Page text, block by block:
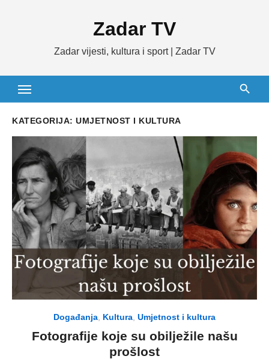
Zadar TV
Zadar vijesti, kultura i sport | Zadar TV
KATEGORIJA: UMJETNOST I KULTURA
Događanja Kultura Umjetnost i kultura
Fotografije koje su obilježile našu
prošlost